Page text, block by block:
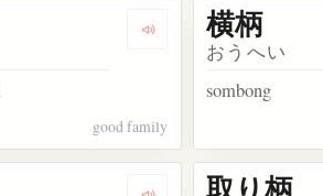
Dengarkan kosakata 家柄
good family
横柄
おうへい
sombong